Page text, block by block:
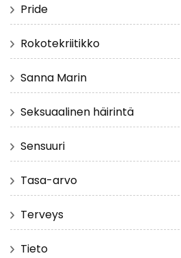
Pride
Rokotekriitikko
Sanna Marin
Seksuaalinen häirintä
Sensuuri
Tasa-arvo
Terveys
Tieto